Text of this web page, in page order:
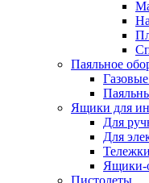
Паяльное
Ящики для
Для
Для
Ящики-
Пистолеты